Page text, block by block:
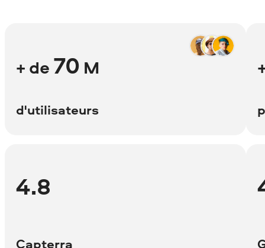
+ de 70 M
d'utilisateurs
4.8
Capterra